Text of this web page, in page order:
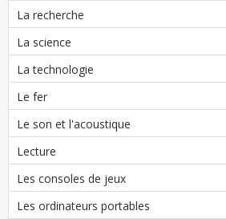
La recherche
La science
La technologie
Le fer
Le son et l'acoustique
Lecture
Les consoles de jeux
Les ordinateurs portables